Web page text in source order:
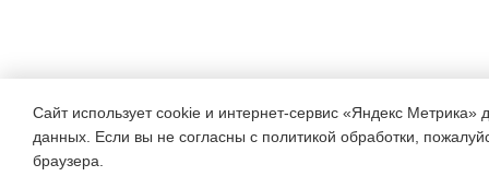
Сайт использует cookie и интернет-сервис «Яндекс Метрика»
данных. Если вы не согласны с политикой обработки,
браузера.